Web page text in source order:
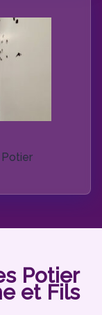
Potier
et Fils